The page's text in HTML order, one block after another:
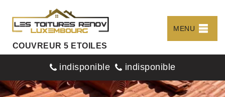
COUVREUR 5 ETOILES
MENU
indisponible indisponible